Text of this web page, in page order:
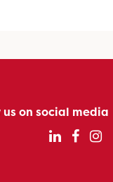
us on social media